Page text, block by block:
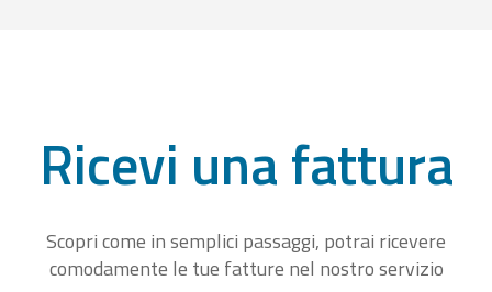
Ricevi una fattura
Scopri come in semplici passaggi, potrai ricevere
comodamente le tue fatture nel nostro servizio